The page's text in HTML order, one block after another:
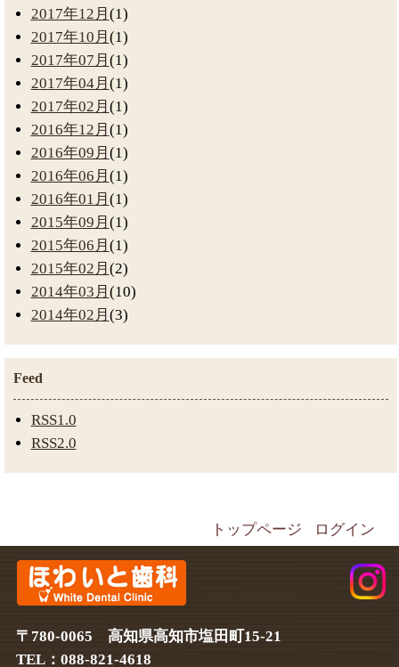
2017年12月 (1)
2017年10月 (1)
2017年07月 (1)
2017年04月 (1)
2017年02月 (1)
2016年12月 (1)
2016年09月 (1)
2016年06月 (1)
2016年01月 (1)
2015年09月 (1)
2015年06月 (1)
2015年02月 (2)
2014年03月 (10)
2014年02月 (3)
Feed
RSS1.0
RSS2.0
トップページ ログイン
〒780-0065 高知県高知市塩田町15-21
TEL：088-821-4618